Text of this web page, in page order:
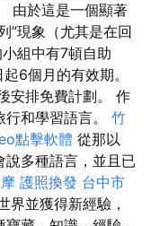
由於這是一個顯著
”現象（尤其是在回
組中有7頓自助
6個月的有效期。
安排免費計劃。 作
和學習語言。 竹
點擊軟體 從那以
多種語言，並且已
護照換發 台中市
界並獲得新經驗，